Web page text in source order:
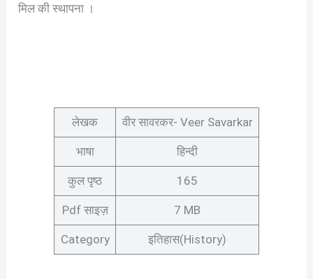
मिल की स्थापना ।
लेखक वीर सावरकर- Veer Savarkar
भाषा हिन्दी
कुल पृष्ठ 165
Pdf साइज़ 7 MB
Category इतिहास(History)